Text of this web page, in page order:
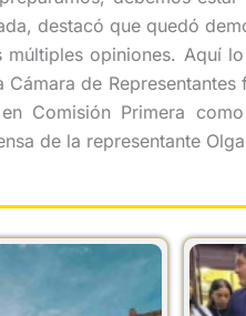
destacó que quedó
opiniones. Aquí
Cámara de
Comisión Primera
de la representante